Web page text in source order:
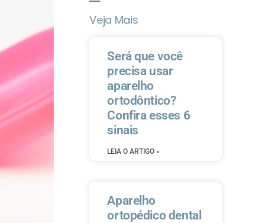
Veja Mais
Será que você
precisa usar
aparelho
ortodôntico?
Confira esses 6
sinais
LEIA O ARTIGO »
Aparelho
ortopédico dental